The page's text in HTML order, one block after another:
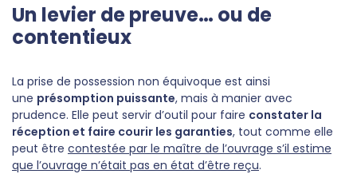
Un levier de preuve… ou de
contentieux
La prise de possession non équivoque est ainsi
une présomption puissante, mais à manier avec
prudence. Elle peut servir d’outil pour faire constater la
réception et faire courir les garanties, tout comme elle
peut être contestée par le maître de l’ouvrage s’il estime
que l’ouvrage n’était pas en état d’être reçu.